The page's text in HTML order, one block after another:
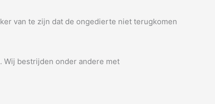
van te zijn dat de ongedierte niet terugkomen
Wij bestrijden onder andere met